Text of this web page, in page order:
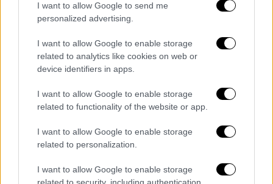
I want to allow Google to send me
personalized advertising.
I want to allow Google to enable storage
related to analytics like cookies on web or
device identifiers in apps.
I want to allow Google to enable storage
related to functionality of the website or app.
I want to allow Google to enable storage
related to personalization.
I want to allow Google to enable storage